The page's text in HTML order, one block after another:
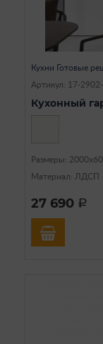
Кухни Готовые
Артикул: 17-2902-
Кухонный
Размеры:
Материал: ЛДСП
27 690 a